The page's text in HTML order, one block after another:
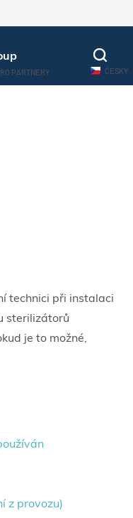
ČESKY
PARTNERY
technici při instalaci
sterilizátorů
je to možné,
z provozu)